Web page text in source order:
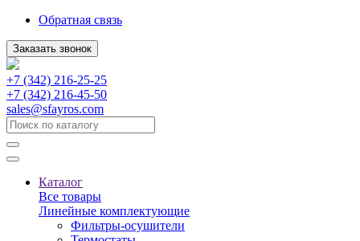
Обратная связь
Заказать звонок
+7 (342) 216-25-25
+7 (342) 216-45-50
sales@sfayros.com
Каталог
Все товары
Линейные комплектующие
Фильтры-осушители